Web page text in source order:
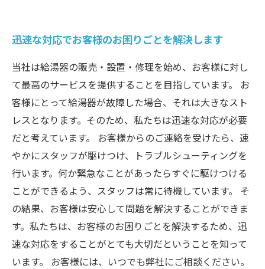
迅速な対応でお客様のお困りごとを解決します
当社は給湯器の販売・設置・修理を始め、お客様に対し
て最高のサービスを提供することを目指しています。 お
客様にとって給湯器が故障した場合、それは大きなスト
レスとなります。そのため、私たちは迅速な対応が必要
だと考えています。 お客様からのご連絡を受けたら、速
やかにスタッフが駆けつけ、トラブルシューティングを
行います。何か緊急なことがあったらすぐに駆けつける
ことができるよう、スタッフは常に待機しています。 そ
の結果、お客様は安心して問題を解決することができま
す。私たちは、お客様のお困りごとを解決するため、迅
速な対応をすることがとても大切だということを知って
います。 お客様には、いつでも弊社にご相談ください。